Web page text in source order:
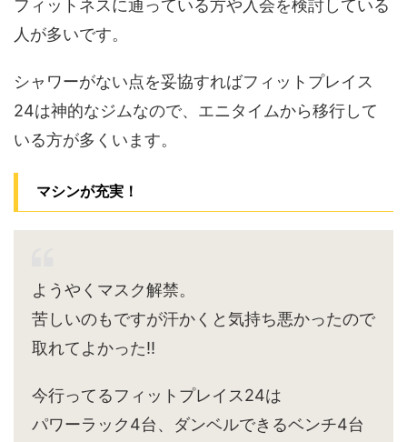
フィットネスに通っている方や入会を検討している
人が多いです。
シャワーがない点を妥協すればフィットプレイス
24は神的なジムなので、エニタイムから移行して
いる方が多くいます。
マシンが充実！
ようやくマスク解禁。
苦しいのもですが汗かくと気持ち悪かったので
取れてよかった‼︎
今行ってるフィットプレイス24は
パワーラック4台、ダンベルできるベンチ4台